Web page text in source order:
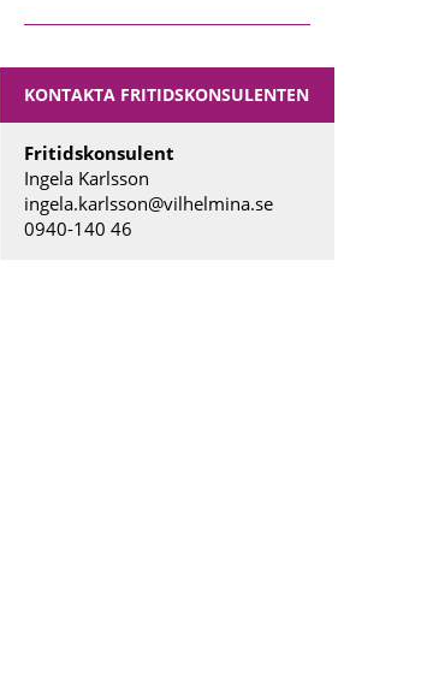
KONTAKTA FRITIDSKONSULENTEN
Fritidskonsulent
Ingela Karlsson
ingela.karlsson@vilhelmina.se
0940-140 46